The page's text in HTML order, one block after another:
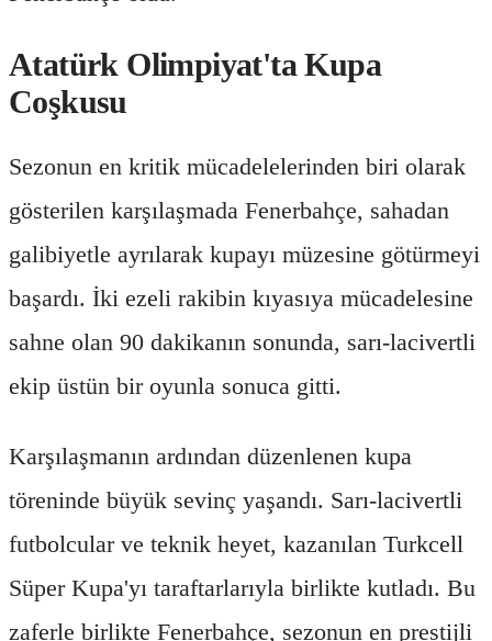
Atatürk Olimpiyat'ta Kupa
Coşkusu
Sezonun en kritik mücadelelerinden biri olarak
gösterilen karşılaşmada Fenerbahçe, sahadan
galibiyetle ayrılarak kupayı müzesine götürmeyi
başardı. İki ezeli rakibin kıyasıya mücadelesine
sahne olan 90 dakikanın sonunda, sarı-lacivertli
ekip üstün bir oyunla sonuca gitti.
Karşılaşmanın ardından düzenlenen kupa
töreninde büyük sevinç yaşandı. Sarı-lacivertli
futbolcular ve teknik heyet, kazanılan Turkcell
Süper Kupa'yı taraftarlarıyla birlikte kutladı. Bu
zaferle birlikte Fenerbahçe, sezonun en prestijli